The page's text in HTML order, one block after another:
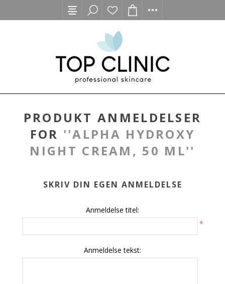
PRODUKT ANMELDELSER
FOR
ALPHA HYDROXY
NIGHT CREAM, 50 ML
SKRIV DIN EGEN ANMELDELSE
Anmeldelse titel:
*
Anmeldelse tekst: